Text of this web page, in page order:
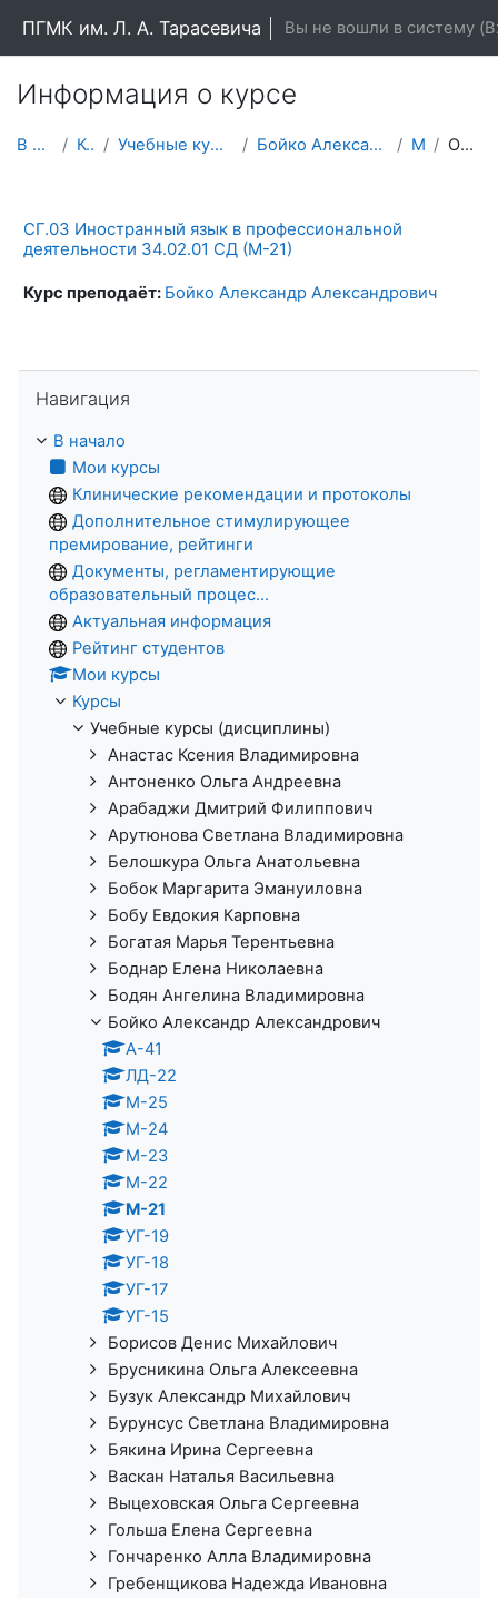
ПГМК им. Л. А. Тарасевича Вы не вошли в систему (
Информация о курсе
В начало Курсы Учебные курсы (дисциплины) Бойко Александр Александрович М-21 Описание
СГ.03 Иностранный язык в профессиональной
деятельности 34.02.01 СД (М-21)
Курс преподаёт: Бойко Александр Александрович
Навигация
В начало
Мои курсы
Клинические рекомендации и протоколы
Дополнительное стимулирующее
премирование, рейтинги
Документы, регламентирующие
образовательный процес...
Актуальная информация
Рейтинг студентов
Мои курсы
Курсы
Учебные курсы (дисциплины)
Анастас Ксения Владимировна
Антоненко Ольга Андреевна
Арабаджи Дмитрий Филиппович
Арутюнова Светлана Владимировна
Белошкура Ольга Анатольевна
Бобок Маргарита Эмануиловна
Бобу Евдокия Карповна
Богатая Марья Терентьевна
Боднар Елена Николаевна
Бодян Ангелина Владимировна
Бойко Александр Александрович
А-41
ЛД-22
М-25
М-24
М-23
М-22
М-21
УГ-19
УГ-18
УГ-17
УГ-15
Борисов Денис Михайлович
Брусникина Ольга Алексеевна
Бузук Александр Михайлович
Бурунсус Светлана Владимировна
Бякина Ирина Сергеевна
Васкан Наталья Васильевна
Выцеховская Ольга Сергеевна
Гольша Елена Сергеевна
Гончаренко Алла Владимировна
Гребенщикова Надежда Ивановна